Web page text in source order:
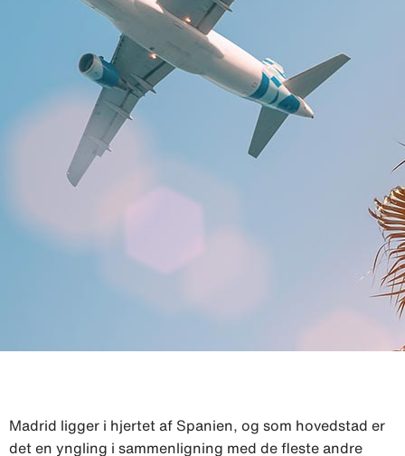
Madrid ligger i hjertet af Spanien, og som hovedstad er
det en yngling i sammenligning med de fleste andre